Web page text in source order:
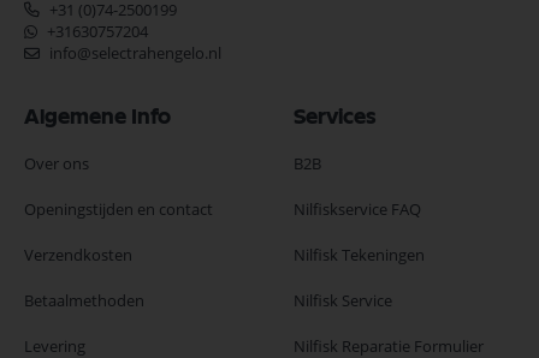
+31 (0)74-2500199
+31630757204
info@selectrahengelo.nl
Algemene Info
Over ons
Openingstijden en contact
Verzendkosten
Betaalmethoden
Levering
Services
B2B
Nilfiskservice FAQ
Nilfisk Tekeningen
Nilfisk Service
Nilfisk Reparatie Formulier